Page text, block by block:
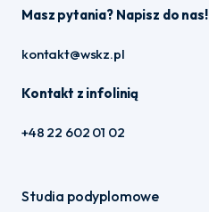
Masz pytania? Napisz do nas!
kontakt@wskz.pl
Kontakt z infolinią
+48 22 602 01 02
Studia podyplomowe